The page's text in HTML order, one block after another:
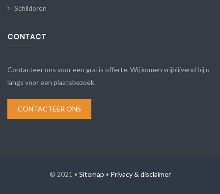
Schilderen
CONTACT
Contacteer ons voor een gratis offerte. Wij komen vrijblijvend bij u
langs voor een plaatsbezoek.
CONTACTEER ONS
© 2021 • Sitemap • Privacy & disclaimer